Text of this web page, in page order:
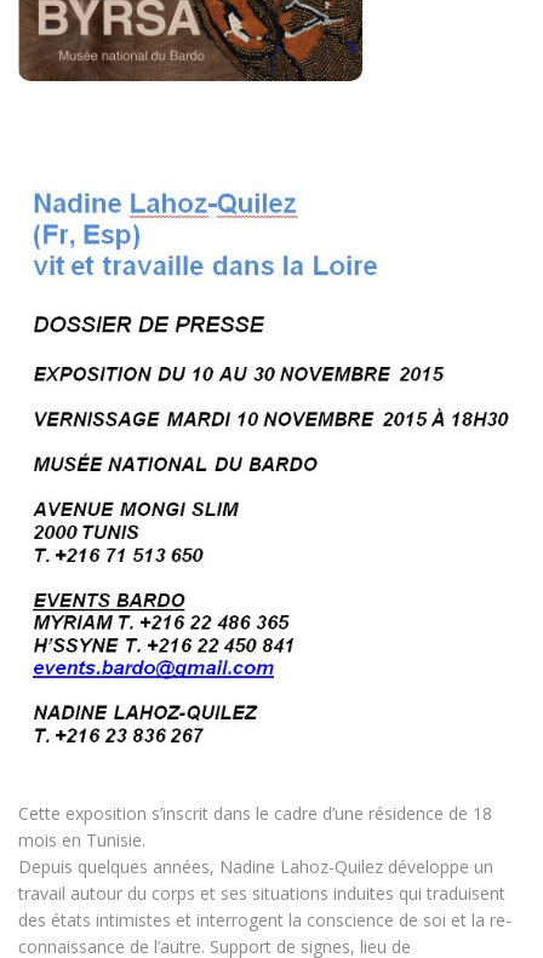
Cette exposition s’inscrit dans le cadre d’une résidence de 18
mois en Tunisie.
Depuis quelques années, Nadine Lahoz-Quilez développe un
travail autour du corps et ses situations induites qui traduisent
des états intimistes et interrogent la conscience de soi et la re-
connaissance de l’autre. Support de signes, lieu de